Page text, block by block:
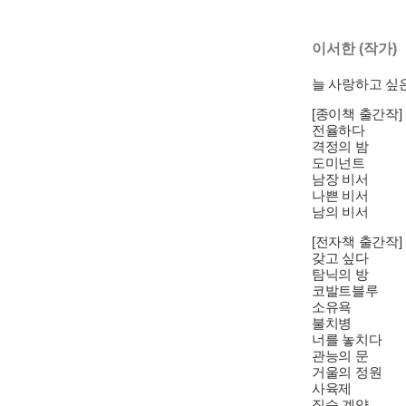
이서한 (작가)
늘 사랑하고 싶
[종이책 출간작]
전율하다
격정의 밤
도미넌트
남장 비서
나쁜 비서
남의 비서
[전자책 출간작]
갖고 싶다
탐닉의 방
코발트블루
소유욕
불치병
너를 놓치다
관능의 문
거울의 정원
사육제